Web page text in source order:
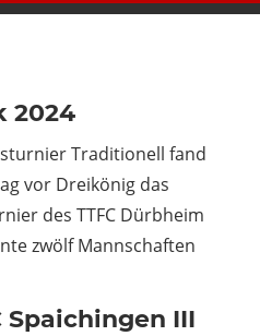
2024
Traditionell fand
vor Dreikönig das
des TTFC Dürbheim
zwölf Mannschaften
Spaichingen III